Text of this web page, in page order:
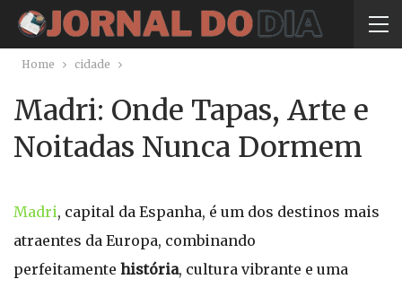
Home cidade
Madri: Onde Tapas, Arte e
Noitadas Nunca Dormem
Madri, capital da Espanha, é um dos destinos mais
atraentes da Europa, combinando
perfeitamente história, cultura vibrante e uma